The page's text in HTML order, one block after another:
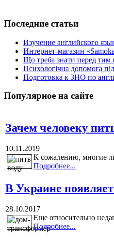
Последние статьи
Изучение английского
Интернет-магазин
Що треба знати перед тим
Психологічна допомога
Подготовка к ЗНО по
Популярное на сайте
Зачем человеку
10.11.2019
К сожалению, многие
Подробнее...
В Украине
28.10.2017
Еще относительно
Подробнее...